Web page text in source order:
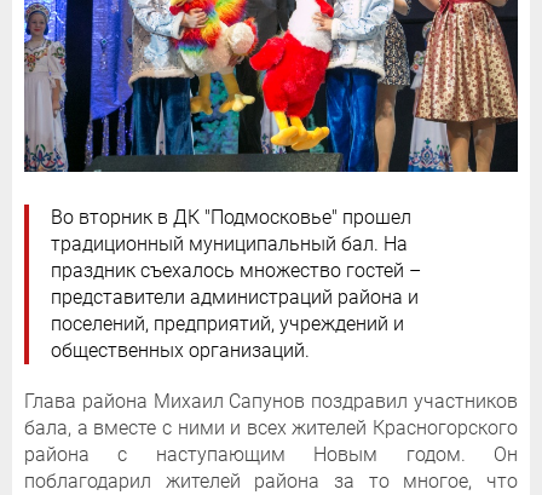
Во вторник в ДК "Подмосковье" прошел
традиционный муниципальный бал. На
праздник съехалось множество гостей –
представители администраций района и
поселений, предприятий, учреждений и
общественных организаций.
Глава района Михаил Сапунов поздравил участников
бала, а вместе с ними и всех жителей Красногорского
района с наступающим Новым годом. Он
поблагодарил жителей района за то многое, что